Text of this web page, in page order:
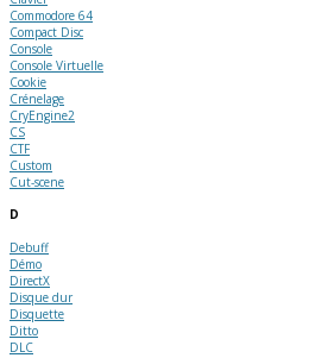
Commodore 64
Compact Disc
Console
Console Virtuelle
Cookie
Crénelage
CryEngine2
CS
CTF
Custom
Cut-scene
D
Debuff
Démo
DirectX
Disque dur
Disquette
Ditto
DLC